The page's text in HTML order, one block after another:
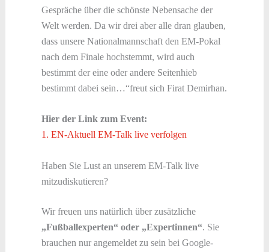
Gespräche über die schönste Nebensache der
Welt werden. Da wir drei aber alle dran glauben,
dass unsere Nationalmannschaft den EM-Pokal
nach dem Finale hochstemmt, wird auch
bestimmt der eine oder andere Seitenhieb
bestimmt dabei sein…“freut sich Firat Demirhan.
Hier der Link zum Event:
1. EN-Aktuell EM-Talk live verfolgen
Haben Sie Lust an unserem EM-Talk live
mitzudiskutieren?
Wir freuen uns natürlich über zusätzliche
„Fußballexperten“ oder „Expertinnen“. Sie
brauchen nur angemeldet zu sein bei Google-